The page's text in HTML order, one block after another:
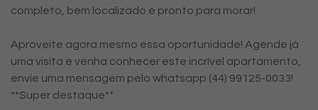
completo, bem localizado e pronto para morar!
Aproveite agora mesmo essa oportunidade! Agende já
uma visita e venha conhecer este incrível apartamento,
envie uma mensagem pelo whatsapp (44) 99125-0033!
**Super destaque**